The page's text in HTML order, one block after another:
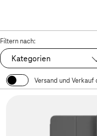
Filtern nach:
Kategorien
Versand und